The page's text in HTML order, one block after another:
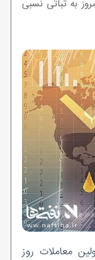
به ثباتی نسبی
معاملات روز